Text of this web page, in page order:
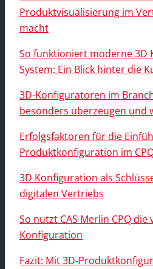
Produktvisualisierung im
macht
So funktioniert moderne 3D
System: Ein Blick hinter die
3D-Konfiguratoren im
besonders überzeugen und
Erfolgsfaktoren für die
Produktkonfiguration im
3D Konfiguration als
digitalen Vertriebs
So nutzt CAS Merlin CPQ
Konfiguration
Fazit: Mit 3D-